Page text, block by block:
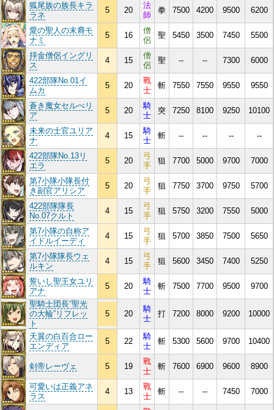
狐尾族の族長キラ
ラネ
5 20
法
師
拳 7500 4200 9500 6200
愛の聖人の末裔モ
ナミ
5 16
僧
侶
聖 5450 3500 7450 5500
拝金僧侶イングリ
ス
4 15
僧
侶
聖 -- -- 7300 6000
422部隊No.01イ
ムカ
5 20
戰
士
斬 7550 7550 9550 9550
蒼き魔女セルべリ
ア
5 20
騎
士
突 7250 8100 9250 10100
未来の士官ユリア
ナ
4 15
騎
士
斬 -- -- -- --
422部隊No.13リ
エラ
5 20
弓
手
狙 7700 5000 9700 7000
第7小隊小隊長付
き副官アリシア
5 20
弓
手
狙 7750 3700 9750 5700
422部隊隊長
No.07クルト
4 15
弓
手
狙 5750 3200 7550 5000
第7小隊の自称ア
イドルイーディ
4 15
弓
手
狙 5700 3850 7500 5650
第7小隊隊長ウェ
ルキン
4 15
弓
手
狙 5600 3450 7400 5250
誓いし聖王女ユリ
アナ
5 20
騎
士
斬 7500 7700 9500
9700
聖騎士団長“聖光
の大輪”リフレッ
ト
5 20
騎
士
打 7200 8000 9200 10000
天翼の白百合ロー
エンディア
5 22
騎
士
斬 5300 5600 9700 10400
剣帝レーヴェ 5 19
戰
士
斬 7600 6900 9600 8900
可愛いは正義アネ
ラス
4 13
戰
士
斬 -- -- 7450 7000